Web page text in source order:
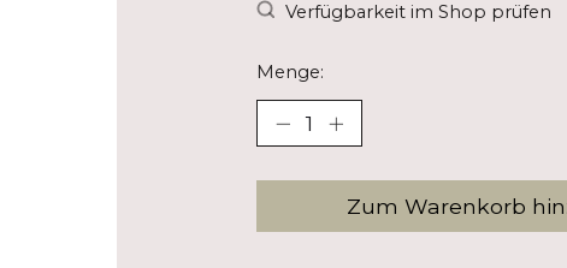
Verfügbarkeit im Shop prüfen
Menge:
Zum Warenkorb